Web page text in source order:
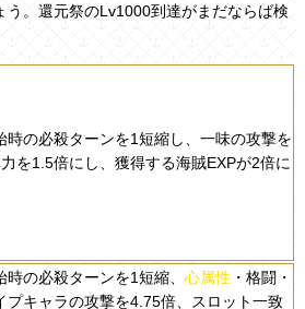
う。還元祭のLv1000到達がまだならば検
時の必殺ターンを1短縮し、一味の攻撃を
を1.5倍にし、獲得する海賊EXPが2倍に
時の必殺ターンを1短縮、 心属性 ・格闘・
プキャラの攻撃を4.75倍、スロット一致